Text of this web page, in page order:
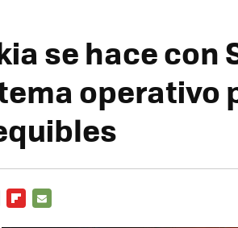
se hace con
operativo